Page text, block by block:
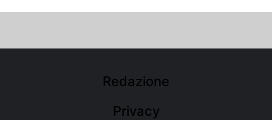
Redazione
Privacy